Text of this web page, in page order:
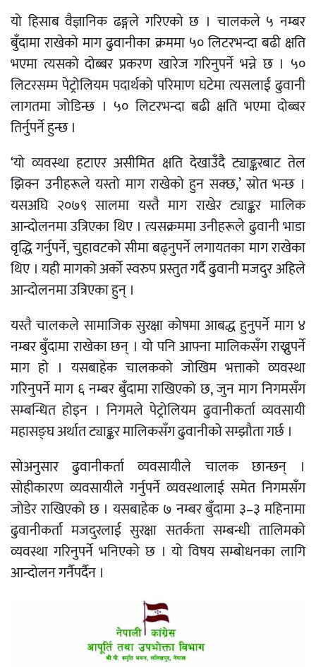
यो हिसाब वैज्ञानिक ढङ्गले गरिएको छ । चालकले ५ नम्बर
बुँदामा राखेको माग ढुवानीका क्रममा ५० लिटरभन्दा बढी क्षति
भएमा त्यसको दोब्बर प्रकरण खारेज गरिनुपर्ने भन्ने छ । ५०
लिटरसम्म पेट्रोलियम पदार्थको परिमाण घटेमा त्यसलाई ढुवानी
लागतमा जोडिन्छ । ५० लिटरभन्दा बढी क्षति भएमा दोब्बर
तिर्नुपर्ने हुन्छ ।
‘यो व्यवस्था हटाएर असीमित क्षति देखाउँदै ट्याङ्करबाट तेल
झिक्न उनीहरूले यस्तो माग राखेको हुन सक्छ,’ स्रोत भन्छ ।
यसअघि २०७९ सालमा यस्तै माग राखेर ट्याङ्कर मालिक
आन्दोलनमा उत्रिएका थिए । त्यसक्रममा उनीहरूले ढुवानी भाडा
वृद्धि गर्नुपर्ने, चुहावटको सीमा बढ्नुपर्ने लगायतका माग राखेका
थिए । यही मागको अर्को स्वरुप प्रस्तुत गर्दै ढुवानी मजदुर अहिले
आन्दोलनमा उत्रिएका हुन् ।
यस्तै चालकले सामाजिक सुरक्षा कोषमा आबद्ध हुनुपर्ने माग ४
नम्बर बुँदामा राखेका छन् । यो पनि आफ्ना मालिकसँग राख्नुपर्ने
माग हो । यसबाहेक चालकको जोखिम भत्ताको व्यवस्था
गरिनुपर्ने माग ६ नम्बर बुँदामा राखिएको छ, जुन माग निगमसँग
सम्बन्धित होइन । निगमले पेट्रोलियम ढुवानीकर्ता व्यवसायी
महासङ्घ अर्थात ट्याङ्कर मालिकसँग ढुवानीको सम्झौता गर्छ ।
सोअनुसार ढुवानीकर्ता व्यवसायीले चालक छान्छन् ।
सोहीकारण व्यवसायीले गर्नुपर्ने व्यवस्थालाई समेत निगमसँग
जोडेर राखिएको छ । यसबाहेक ७ नम्बर बुँदामा ३–३ महिनामा
ढुवानीकर्ता मजदुरलाई सुरक्षा सतर्कता सम्बन्धी तालिमको
व्यवस्था गरिनुपर्ने भनिएको छ । यो विषय सम्बोधनका लागि
आन्दोलन गर्नैपर्दैन ।